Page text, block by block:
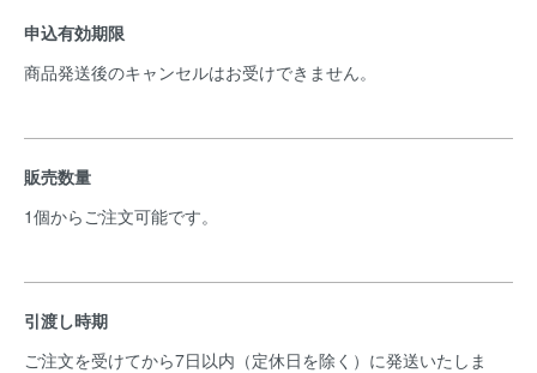
申込有効期限
商品発送後のキャンセルはお受けできません。
販売数量
1個からご注文可能です。
引渡し時期
ご注文を受けてから7日以内（定休日を除く）に発送いたしま